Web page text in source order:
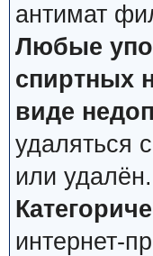
антимат
Любые
спиртных
виде
удаляться
или удалён.
интернет-